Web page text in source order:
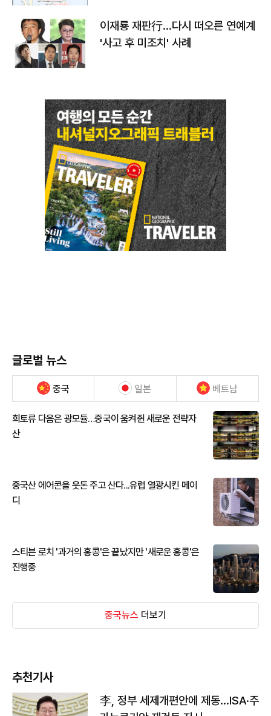
이재룡 재판行…다시 떠오른 연예계
'사고 후 미조치' 사례
글로벌 뉴스
중국 일본 베트남
희토류 다음은 광모듈…중국이 움켜쥔 새로운 전략자
산
중국산 에어콘을 웃돈 주고 산다...유럽 열광시킨 메이
디
스티븐 로치 '과거의 홍콩'은 끝났지만 '새로운 홍콩'은
진행중
중국뉴스 더보기
추천기사
李, 정부 세제개편안에 제동…ISA·주